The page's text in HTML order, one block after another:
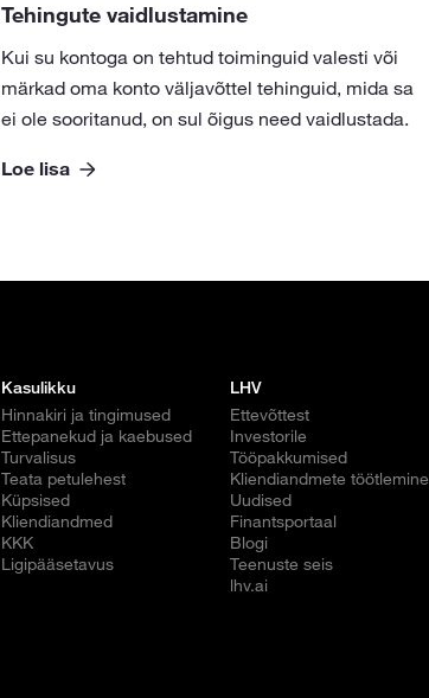
Tehingute vaidlustamine
Kui su kontoga on tehtud toiminguid valesti või
märkad oma konto väljavõttel tehinguid, mida sa
ei ole sooritanud, on sul õigus need vaidlustada.
Loe lisa
Kasulikku
Hinnakiri ja tingimused
Ettepanekud ja kaebused
Turvalisus
Teata petulehest
Küpsised
Kliendiandmed
KKK
Ligipääsetavus
LHV
Ettevõttest
Investorile
Tööpakkumised
Kliendiandmete töötlemine
Uudised
Finantsportaal
Blogi
Teenuste seis
lhv.ai